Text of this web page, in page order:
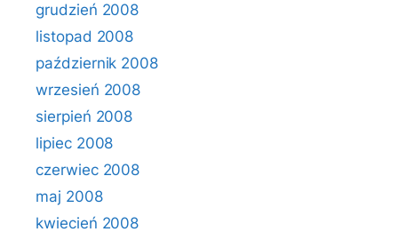
grudzień 2008
listopad 2008
październik 2008
wrzesień 2008
sierpień 2008
lipiec 2008
czerwiec 2008
maj 2008
kwiecień 2008